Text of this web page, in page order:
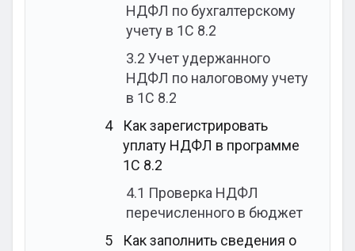
НДФЛ по бухгалтерскому
учету в 1С 8.2
3.2 Учет удержанного
НДФЛ по налоговому учету
в 1С 8.2
4
Как зарегистрировать
уплату НДФЛ в программе
1С 8.2
4.1 Проверка НДФЛ
перечисленного в бюджет
5
Как заполнить сведения о